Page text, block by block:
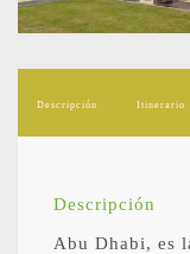
Descripción Itinerario
Descripción
Abu Dhabi, es